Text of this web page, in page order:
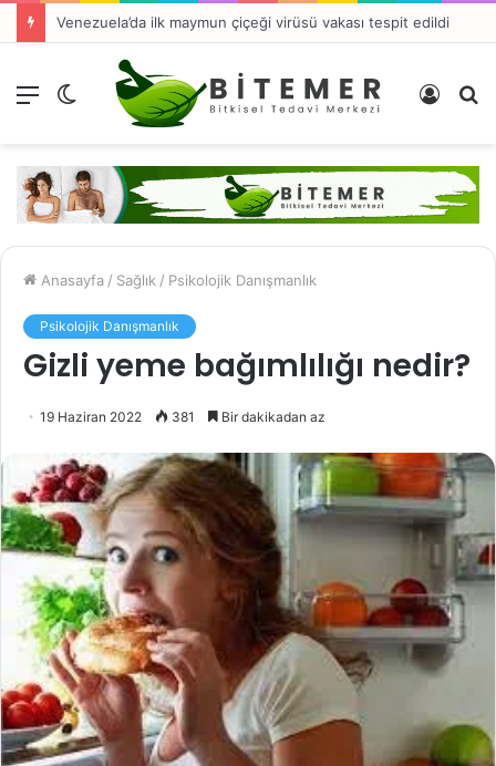
Venezuela’da ilk maymun çiçeği virüsü vakası tespit edildi
Menü
görünümü
Kayıt
Anasayfa / Sağlık / Psikolojik Danışmanlık
Psikolojik Danışmanlık
Gizli yeme bağımlılığı nedir?
19 Haziran 2022 381 Bir dakikadan az